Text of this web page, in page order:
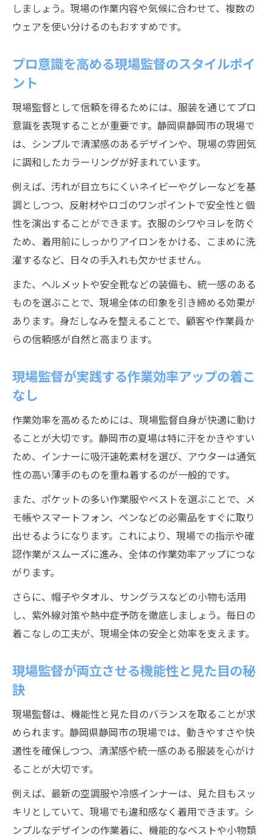
しましょう。現場の作業内容や気候に合わせて、複数の
ウェアを使い分けるのもおすすめです。
プロ意識を高める現場監督のスタイルポイ
ント
現場監督として信頼を得るためには、服装を通じてプロ
意識を表現することが重要です。静岡県静岡市の現場で
は、シンプルで清潔感のあるデザインや、現場の雰囲気
に調和したカラーリングが好まれています。
例えば、汚れが目立ちにくいネイビーやグレーなどを基
調としつつ、反射材やロゴのワンポイントで安全性と個
性を演出することができます。衣服のシワやヨレを防ぐ
ため、着用前にしっかりアイロンをかける、こまめに洗
濯するなど、日々の手入れも欠かせません。
また、ヘルメットや安全靴などの装備も、統一感のある
ものを選ぶことで、現場全体の印象を引き締める効果が
あります。身だしなみを整えることで、顧客や作業員か
らの信頼感が自然と高まります。
現場監督が実践する作業効率アップの着こ
なし
作業効率を高めるためには、現場監督自身が快適に動け
ることが大切です。静岡市の夏場は特に汗をかきやすい
ため、インナーに吸汗速乾素材を選び、アウターは通気
性の高い薄手のものを重ね着するのが一般的です。
また、ポケットの多い作業服やベストを選ぶことで、メ
モ帳やスマートフォン、ペンなどの必需品をすぐに取り
出せるようになります。これにより、現場での指示や確
認作業がスムーズに進み、全体の作業効率アップにつな
がります。
さらに、帽子やタオル、サングラスなどの小物も活用
し、紫外線対策や熱中症予防を徹底しましょう。毎日の
着こなしの工夫が、現場全体の安全と効率を支えます。
現場監督が両立させる機能性と見た目の秘
訣
現場監督は、機能性と見た目のバランスを取ることが求
められます。静岡県静岡市の現場では、動きやすさや快
適性を確保しつつ、清潔感や統一感のある服装を心がけ
ることが大切です。
例えば、最新の空調服や冷感インナーは、見た目もスッ
キリとしていて、現場でも違和感なく着用できます。シ
ンプルなデザインの作業着に、機能的なベストや小物類